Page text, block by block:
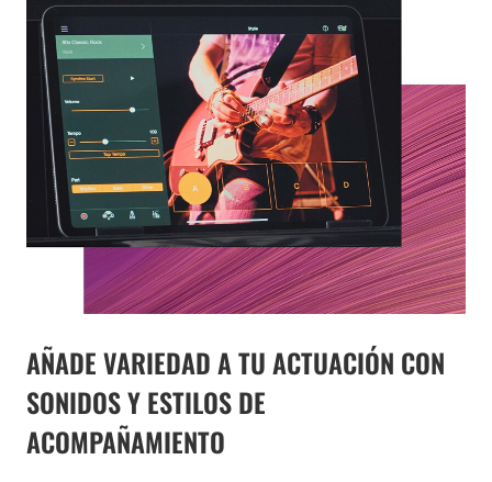
AÑADE VARIEDAD A TU ACTUACIÓN CON
SONIDOS Y ESTILOS DE
ACOMPAÑAMIENTO